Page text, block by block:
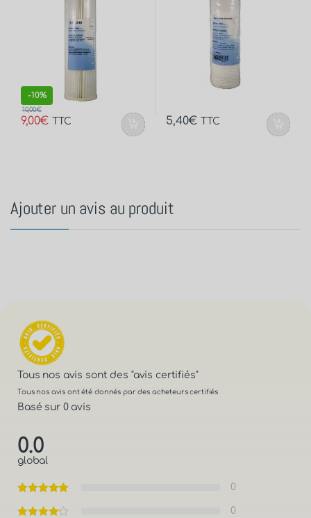
-10%
9,00€
10,00€
TTC 5,40€ TTC
Ajouter un avis au produit
Tous nos avis sont des "avis certifiés"
Tous nos avis ont été donnés par des acheteurs certifiés
Basé sur 0 avis
0.0
global
0
0